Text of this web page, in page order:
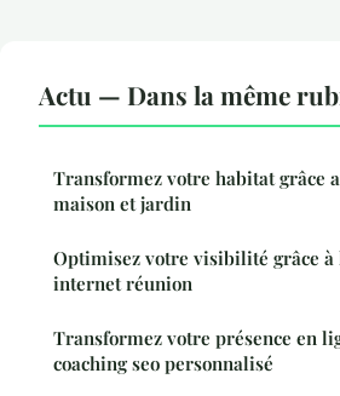
Actu — Dans la même
Transformez votre habitat grâce
maison et jardin
Optimisez votre visibilité grâce à
internet réunion
Transformez votre présence en
coaching seo personnalisé